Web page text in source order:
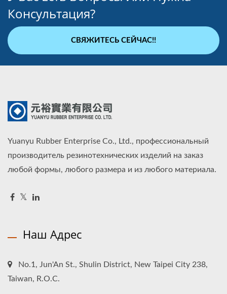
Консультация?
СВЯЖИТЕСЬ СЕЙЧАС!!
Yuanyu Rubber Enterprise Co., Ltd., профессиональный
производитель резинотехнических изделий на заказ
любой формы, любого размера и из любого материала.
Наш Адрес
No.1, Jun'An St., Shulin District, New Taipei City 238,
Taiwan, R.O.C.